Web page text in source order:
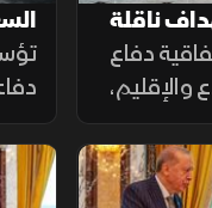
ناقلة
دفاع
وأحبط
أميركية